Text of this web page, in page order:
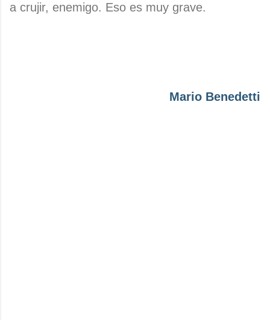
a crujir, enemigo. Eso es muy grave.
Mario Benedetti